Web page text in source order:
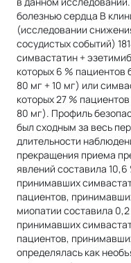
болезнью сердца В
(исследовании
сосудистых событий)
симвастатин +
которых 6 % пациентов
80 мг + 10 мг) или
которых 27 %
80 мг). Профиль
был сходным за весь
длительности
прекращения приема
явлений составила 10,6
принимавших
пациентов,
миопатии составила
принимавших
пациентов,
определялась как